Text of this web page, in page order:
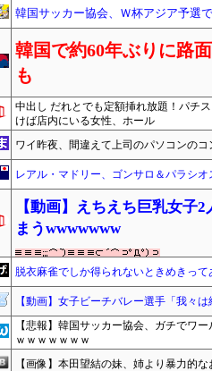
韓国サッカー協会、Ｗ杯アジア予選
韓国で約60年ぶりに路
も
中出し だれとでも定額挿れ放題！パチ
けば店内にいる女性、ホール
ワイ昨夜、間違えて上司のパソコンの
レアル・マドリー、ゴンサロ＆パラシオ
【動画】えちえち巨乳女子
まうwwwwwww
脱衣麻雀でしか得られないときめきって
【動画】女子ビーチバレー選手「我々
【悲報】韓国サッカー協会、ガチでワ
ｗｗｗｗｗｗｗ
【画像】本田望結の妹、姉より暴力的